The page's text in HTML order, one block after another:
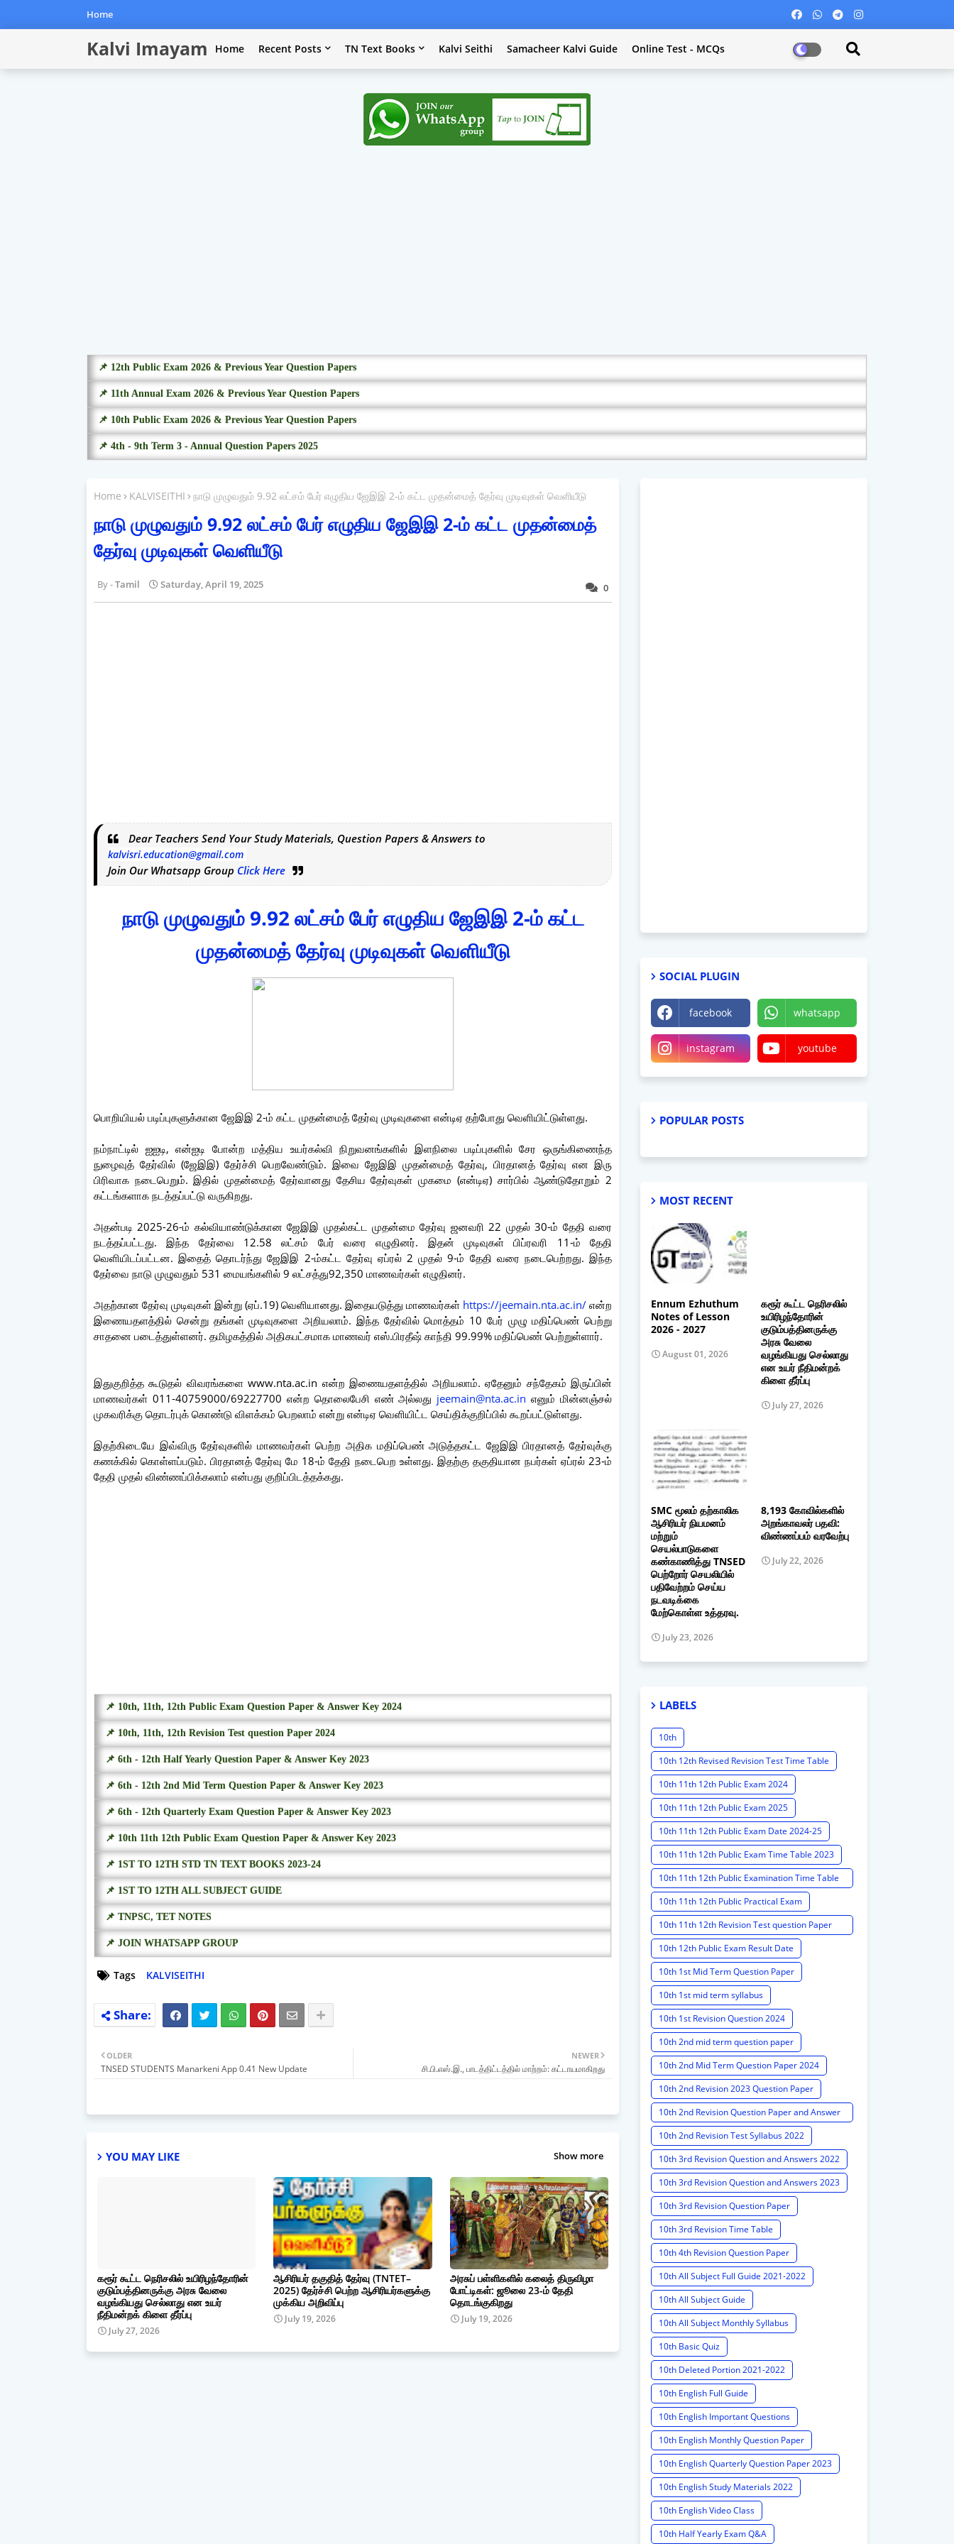
Home
Kalvi Imayam Home Recent Posts TN Text Books Kalvi Seithi Samacheer Kalvi Guide Online Test - MCQs
📌 12th Public Exam 2026 & Previous Year Question Papers
📌 11th Annual Exam 2026 & Previous Year Question Papers
📌 10th Public Exam 2026 & Previous Year Question Papers
📌 4th - 9th Term 3 - Annual Question Papers 2025
Home KALVISEITHI நாடு முழுவதும் 9.92 லட்சம் பேர் எழுதிய ஜேஇஇ 2-ம் கட்ட முதன்மைத் தேர்வு முடிவுகள் வெளியீடு
நாடு முழுவதும் 9.92 லட்சம் பேர் எழுதிய ஜேஇஇ 2-ம் கட்ட முதன்மைத்
தேர்வு முடிவுகள் வெளியீடு
0
Tamil Saturday, April 19, 2025
Dear Teachers Send Your Study Materials, Question Papers & Answers to
kalvisri.education@gmail.com
Join Our Whatsapp Group Click Here
நாடு முழுவதும் 9.92 லட்சம் பேர் எழுதிய ஜேஇஇ 2-ம் கட்ட
முதன்மைத் தேர்வு முடிவுகள் வெளியீடு
பொறியியல் படிப்புகளுக்கான ஜேஇஇ 2-ம் கட்ட முதன்மைத் தேர்வு முடிவுகளை என்டிஏ தற்போது வெளியிட்டுள்ளது.
நம்நாட்டில் ஐஐடி, என்ஐடி போன்ற மத்திய உயர்கல்வி நிறுவனங்களில் இளநிலை படிப்புகளில் சேர ஒருங்கிணைந்த
நுழைவுத் தேர்வில் (ஜேஇஇ) தேர்ச்சி பெறவேண்டும். இவை ஜேஇஇ முதன்மைத் தேர்வு, பிரதானத் தேர்வு என இரு
பிரிவாக நடைபெறும். இதில் முதன்மைத் தேர்வானது தேசிய தேர்வுகள் முகமை (என்டிஏ) சார்பில் ஆண்டுதோறும் 2
கட்டங்களாக நடத்தப்பட்டு வருகிறது.
அதன்படி 2025-26-ம் கல்வியாண்டுக்கான ஜேஇஇ முதல்கட்ட முதன்மை தேர்வு ஜனவரி 22 முதல் 30-ம் தேதி வரை
நடத்தப்பட்டது. இந்த தேர்வை 12.58 லட்சம் பேர் வரை எழுதினர். இதன் முடிவுகள் பிப்ரவரி 11-ம் தேதி
வெளியிடப்பட்டன. இதைத் தொடர்ந்து ஜேஇஇ 2-ம்கட்ட தேர்வு ஏப்ரல் 2 முதல் 9-ம் தேதி வரை நடைபெற்றது. இந்த
தேர்வை நாடு முழுவதும் 531 மையங்களில் 9 லட்சத்து92,350 மாணவர்கள் எழுதினர்.
அதற்கான தேர்வு முடிவுகள் இன்று (ஏப்.19) வெளியானது. இதையடுத்து மாணவர்கள் https://jeemain.nta.ac.in/ என்ற
இணையதளத்தில் சென்று தங்கள் முடிவுகளை அறியலாம். இந்த தேர்வில் மொத்தம் 10 பேர் முழு மதிப்பெண் பெற்று
சாதனை படைத்துள்ளனர். தமிழகத்தில் அதிகபட்சமாக மாணவர் எஸ்.பிரதீஷ் காந்தி 99.99% மதிப்பெண் பெற்றுள்ளார்.
இதுகுறித்த கூடுதல் விவரங்களை www.nta.ac.in என்ற இணையதளத்தில் அறியலாம். ஏதேனும் சந்தேகம் இருப்பின்
மாணவர்கள் 011-40759000/69227700 என்ற தொலைபேசி எண் அல்லது jeemain@nta.ac.in எனும் மின்னஞ்சல்
முகவரிக்கு தொடர்புக் கொண்டு விளக்கம் பெறலாம் என்று என்டிஏ வெளியிட்ட செய்திக்குறிப்பில் கூறப்பட்டுள்ளது.
இதற்கிடையே இவ்விரு தேர்வுகளில் மாணவர்கள் பெற்ற அதிக மதிப்பெண் அடுத்தகட்ட ஜேஇஇ பிரதானத் தேர்வுக்கு
கணக்கில் கொள்ளப்படும். பிரதானத் தேர்வு மே 18-ம் தேதி நடைபெற உள்ளது. இதற்கு தகுதியான நபர்கள் ஏப்ரல் 23-ம்
தேதி முதல் விண்ணப்பிக்கலாம் என்பது குறிப்பிடத்தக்கது.
📌 10th, 11th, 12th Public Exam Question Paper & Answer Key 2024
📌 10th, 11th, 12th Revision Test question Paper 2024
📌 6th - 12th Half Yearly Question Paper & Answer Key 2023
📌 6th - 12th 2nd Mid Term Question Paper & Answer Key 2023
📌 6th - 12th Quarterly Exam Question Paper & Answer Key 2023
📌 10th 11th 12th Public Exam Question Paper & Answer Key 2023
📌 1ST TO 12TH STD TN TEXT BOOKS 2023-24
📌 1ST TO 12TH ALL SUBJECT GUIDE
📌 TNPSC, TET NOTES
📌 JOIN WHATSAPP GROUP
Tags KALVISEITHI
NEWER
சி.பி.எஸ்.இ., பாடத்திட்டத்தில் மாற்றம்: கட்டாயமாகிறது
OLDER
TNSED STUDENTS Manarkeni App 0.41 New Update
YOU MAY LIKE Show more
கரூர் கூட்ட நெரிசலில் உயிரிழந்தோரின்
குடும்பத்தினருக்கு அரசு வேலை
வழங்கியது செல்லாது என உயர்
நீதிமன்றக் கிளை தீர்ப்பு
July 27, 2026
ஆசிரியர் தகுதித் தேர்வு (TNTET–
2025) தேர்ச்சி பெற்ற ஆசிரியர்களுக்கு
முக்கிய அறிவிப்பு
July 19, 2026
அரசுப் பள்ளிகளில் கலைத் திருவிழா
போட்டிகள்: ஜூலை 23-ம் தேதி
தொடங்குகிறது
July 19, 2026
SOCIAL PLUGIN
facebook whatsapp
instagram youtube
POPULAR POSTS
MOST RECENT
Ennum Ezhuthum
Notes of Lesson
2026 - 2027
August 01, 2026
கரூர் கூட்ட நெரிசலில்
உயிரிழந்தோரின்
குடும்பத்தினருக்கு
அரசு வேலை
வழங்கியது செல்லாது
என உயர் நீதிமன்றக்
கிளை தீர்ப்பு
July 27, 2026
SMC மூலம் தற்காலிக
ஆசிரியர் நியமனம்
மற்றும்
செயல்பாடுகளை
கண்காணித்து TNSED
பெற்றோர் செயலியில்
பதிவேற்றம் செய்ய
நடவடிக்கை
மேற்கொள்ள உத்தரவு.
July 23, 2026
8,193 கோவில்களில்
அறங்காவலர் பதவி:
விண்ணப்பம் வரவேற்பு
July 22, 2026
LABELS
10th
10th 12th Revised Revision Test Time Table
10th 11th 12th Public Exam 2024
10th 11th 12th Public Exam 2025
10th 11th 12th Public Exam Date 2024-25
10th 11th 12th Public Exam Time Table 2023
10th 11th 12th Public Examination Time Table
2023 - 2024
10th 11th 12th Public Practical Exam
10th 11th 12th Revision Test question Paper
2024
10th 12th Public Exam Result Date
10th 1st Mid Term Question Paper
10th 1st mid term syllabus
10th 1st Revision Question 2024
10th 2nd mid term question paper
10th 2nd Mid Term Question Paper 2024
10th 2nd Revision 2023 Question Paper
10th 2nd Revision Question Paper and Answer
Key
10th 2nd Revision Test Syllabus 2022
10th 3rd Revision Question and Answers 2022
10th 3rd Revision Question and Answers 2023
10th 3rd Revision Question Paper
10th 3rd Revision Time Table
10th 4th Revision Question Paper
10th All Subject Full Guide 2021-2022
10th All Subject Guide
10th All Subject Monthly Syllabus
10th Basic Quiz
10th Deleted Portion 2021-2022
10th English Full Guide
10th English Important Questions
10th English Monthly Question Paper
10th English Quarterly Question Paper 2023
10th English Study Materials 2022
10th English Video Class
10th Half Yearly Exam Q&A